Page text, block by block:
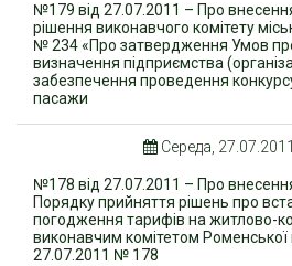
№179 від 27.07.2011 – Про
рішення виконавчого комітету
№ 234 «Про затвердження Умов
визначення підприємства
забезпечення проведення
пасажи
Середа,
№178 від 27.07.2011 – Про
Порядку прийняття рішень про
погодження тарифів на житлово-
виконавчим комітетом Роменської
27.07.2011 № 178